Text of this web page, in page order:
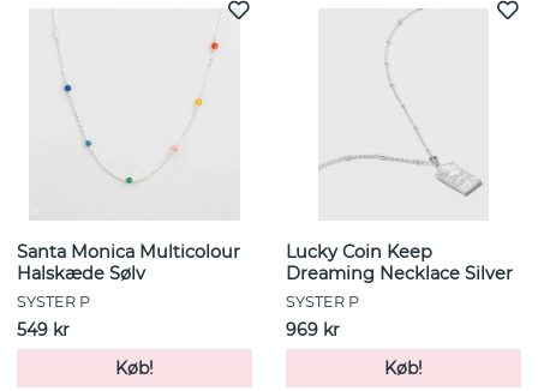
Santa Monica Multicolour
Halskæde Sølv
SYSTER P
549 kr
Køb!
Lucky Coin Keep
Dreaming Necklace Silver
SYSTER P
969 kr
Køb!